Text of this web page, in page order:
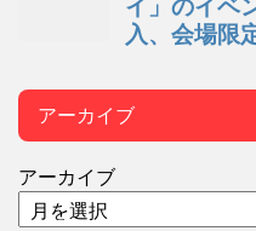
アーカイブ
アーカイブ